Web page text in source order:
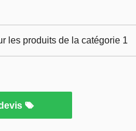
les produits de la catégorie 1